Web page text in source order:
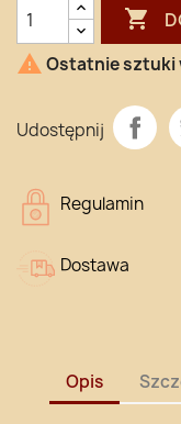

 Ostatnie sztuki
Udostępnij
Regulamin
Dostawa
Opis